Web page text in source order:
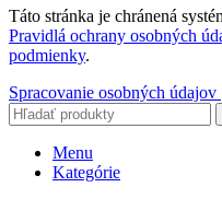
Táto stránka je chránená
Pravidlá ochrany osobných
podmienky.
Spracovanie osobných údajov |
Menu
Kategórie